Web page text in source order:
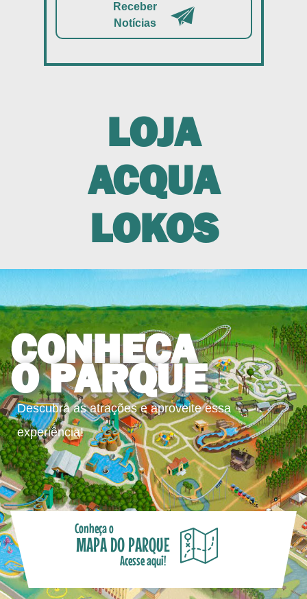
Receber
Notícias
LOJA
ACQUA
LOKOS
CONHEÇA
O PARQUE
Descubra as atrações e aproveite essa
experiência!
Conheça o
MAPA DO PARQUE
Acesse aqui!